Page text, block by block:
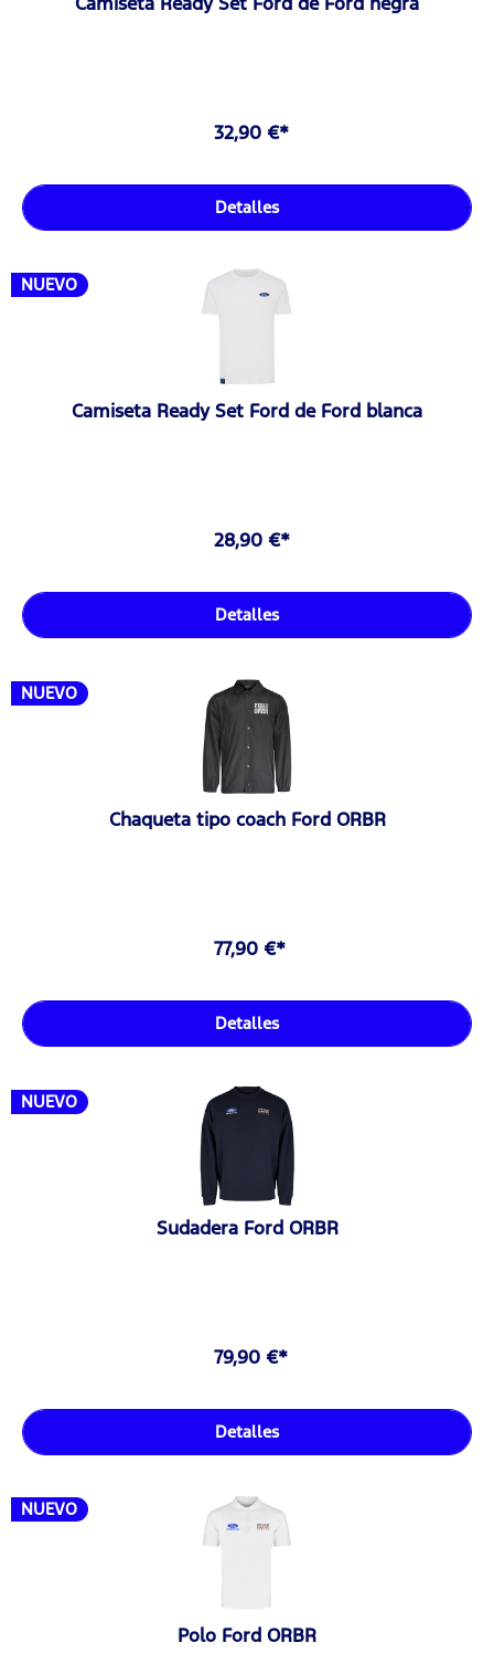
32,90 €*
Detalles
NUEVO
Camiseta Ready Set Ford de Ford blanca
28,90 €*
Detalles
NUEVO
Chaqueta tipo coach Ford ORBR
77,90 €*
Detalles
NUEVO
Sudadera Ford ORBR
79,90 €*
Detalles
NUEVO
Polo Ford ORBR